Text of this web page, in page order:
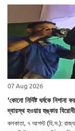
07 Aug 2026
‘কোনো নির্দিষ্ট ধর্মকে
দ্বারস্থ হওয়ার হুঙ্কার
কলকাতা, ৭ আগস্ট (হি.স.):